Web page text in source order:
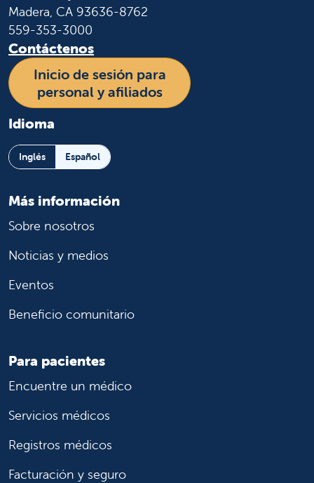
Madera, CA 93636-8762
559-353-3000
Contáctenos
Inicio de sesión para
personal y afiliados
Idioma
Inglés Español
Más información
Sobre nosotros
Noticias y medios
Eventos
Beneficio comunitario
Para pacientes
Encuentre un médico
Servicios médicos
Registros médicos
Facturación y seguro